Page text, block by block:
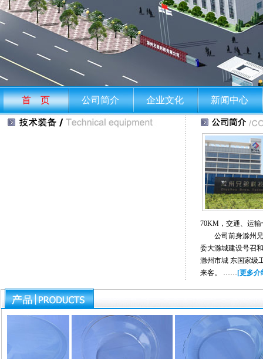
首 页 公司简介 企业文化 新闻中心
70KM，交通、运输
公司前身滁州兄
委大滁城建设号召
滁州市城 东国家级
来客。 …… [更多介